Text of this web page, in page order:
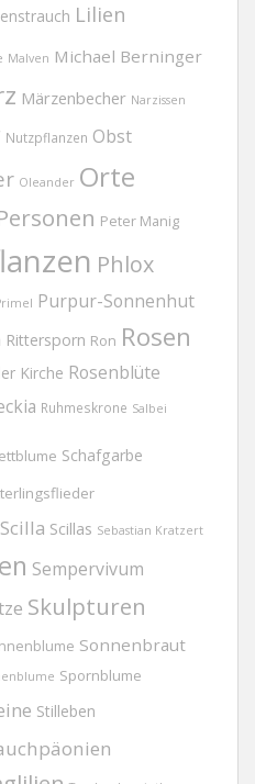
Lilien
Malven Michael Berninger
Märzenbecher Narzissen
Nutzpflanzen Obst
Oleander Orte
Peter Manig
Phlox
Purpur-Sonnenhut
Rittersporn Ron Rosen
Kirche Rosenblüte
Ruhmeskrone Salbei
Schafgarbe
Scilla Scillas Sebastian Kratzert
Sempervivum
Skulpturen
Sonnenbraut
Spornblume
Stilleben